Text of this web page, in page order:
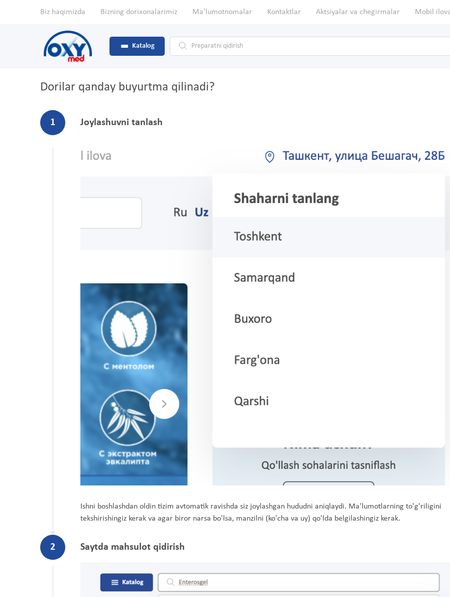
Biz haqimizda Bizning dorixonalarimiz Ma'lumotnomalar Kontaktlar Aktsiyalar va chegirmalar Mobil
Katalog
Dorilar qanday buyurtma qilinadi?
1 Joylashuvni tanlash
Ishni boshlashdan oldin tizim avtomatik ravishda siz joylashgan hududni aniqlaydi. Ma'lumotlarning to'g'riligini
tekshirishingiz kerak va agar biror narsa bo'lsa, manzilni (ko'cha va uy) qo'lda belgilashingiz kerak.
2 Saytda mahsulot qidirish